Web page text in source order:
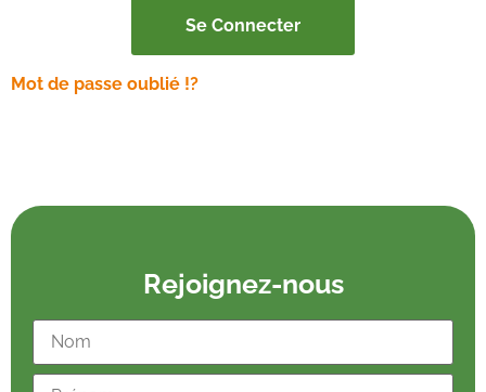
Mot de passe oublié !?
Rejoignez-nous